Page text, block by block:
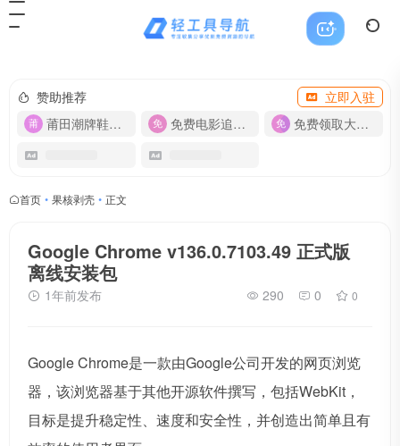
赞助推荐
立即入驻
莆田潮牌鞋服-货源
免费电影追剧APP 免费领取大流量卡【500G】
首页 • 果核剥壳 • 正文
Google Chrome v136.0.7103.49 正式版
离线安装包
1年前发布 290 0 0
Google Chrome是一款由Google公司开发的网页浏览
器，该浏览器基于其他开源软件撰写，包括WebKit，
目标是提升稳定性、速度和安全性，并创造出简单且有